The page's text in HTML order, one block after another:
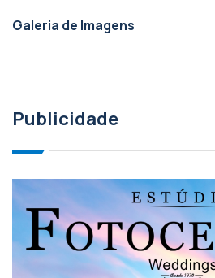
Galeria de Imagens
Publicidade